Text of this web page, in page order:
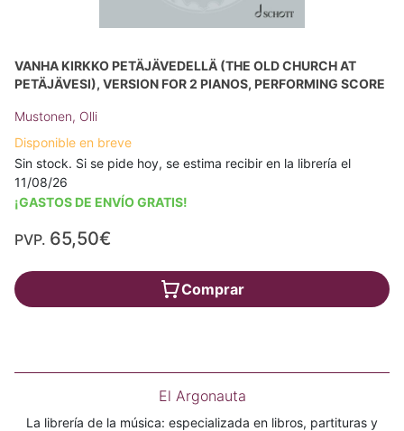
VANHA KIRKKO PETÄJÄVEDELLÄ (THE OLD CHURCH AT
PETÄJÄVESI), VERSION FOR 2 PIANOS, PERFORMING SCORE
Mustonen, Olli
Disponible en breve
Sin stock. Si se pide hoy, se estima recibir en la librería el
11/08/26
¡GASTOS DE ENVÍO GRATIS!
PVP. 65,50€
Comprar
El Argonauta
La librería de la música: especializada en libros, partituras y